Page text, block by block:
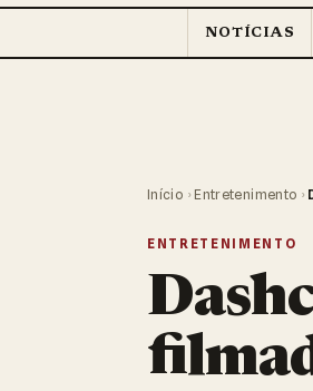
NOTÍCIAS
Início › Entretenimento ›
ENTRETENIMENTO